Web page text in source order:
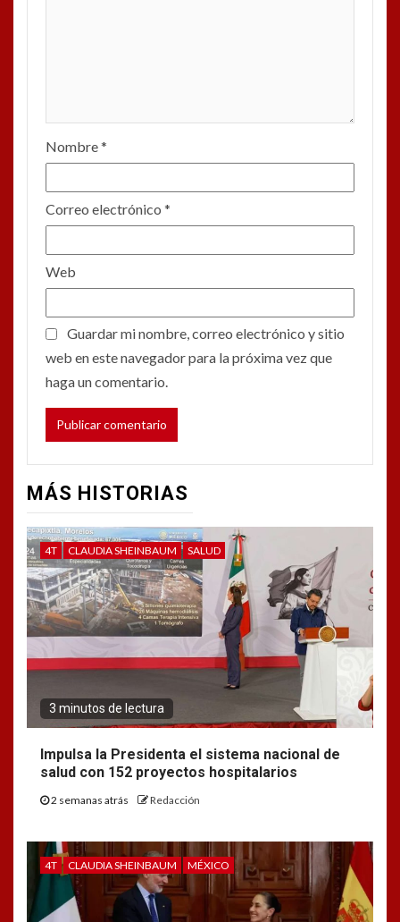
Nombre*
Correo electrónico *
Web
Guardar mi nombre, correo electrónico y sitio
web en este navegador para la próxima vez que
haga un comentario.
MÁS HISTORIAS
4T CLAUDIA SHEINBAUM SALUD
3 minutos de lectura
Impulsa la Presidenta el sistema nacional de
salud con 152 proyectos hospitalarios
2 semanas atrás Redacción
4T CLAUDIA SHEINBAUM MÉXICO